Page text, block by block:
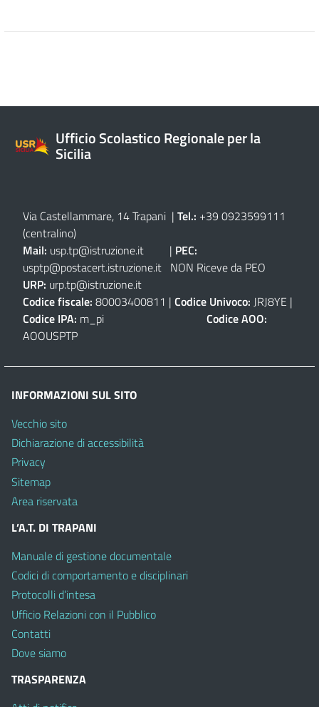
Ufficio Scolastico Regionale per la
Sicilia
Via Castellammare, 14 Trapani | Tel.: +39 0923599111
(centralino)
Mail: usp.tp@istruzione.it | PEC:
usptp@postacert.istruzione.it NON Riceve da PEO
URP: urp.tp@istruzione.it
Codice fiscale: 80003400811 | Codice Univoco: JRJ8YE |
Codice IPA: m_pi Codice AOO:
AOOUSPTP
INFORMAZIONI SUL SITO
Vecchio sito
Dichiarazione di accessibilità
Privacy
Sitemap
Area riservata
L’A.T. DI TRAPANI
Manuale di gestione documentale
Codici di comportamento e disciplinari
Protocolli d’intesa
Ufficio Relazioni con il Pubblico
Contatti
Dove siamo
TRASPARENZA